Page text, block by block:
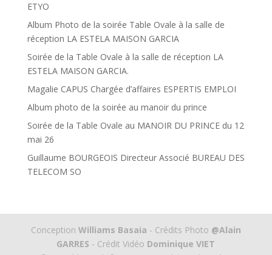
ETYO
Album Photo de la soirée Table Ovale à la salle de
réception LA ESTELA MAISON GARCIA
Soirée de la Table Ovale à la salle de réception LA
ESTELA MAISON GARCIA.
Magalie CAPUS Chargée d’affaires ESPERTIS EMPLOI
Album photo de la soirée au manoir du prince
Soirée de la Table Ovale au MANOIR DU PRINCE du 12
mai 26
Guillaume BOURGEOIS Directeur Associé BUREAU DES
TELECOM SO
Conception Williams Basaia - Crédits Photo @Alain
GARRES - Crédit Vidéo Dominique VIET